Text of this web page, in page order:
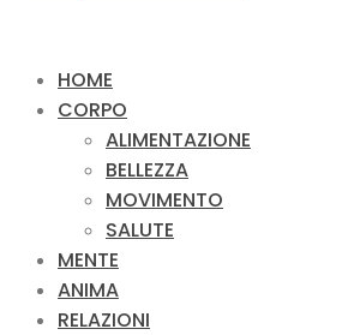
HOME
CORPO
ALIMENTAZIONE
BELLEZZA
MOVIMENTO
SALUTE
MENTE
ANIMA
RELAZIONI